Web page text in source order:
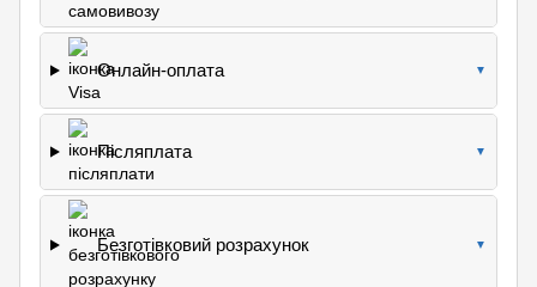
Онлайн-оплата ▼
Післяплата ▼
Безготівковий розрахунок ▼